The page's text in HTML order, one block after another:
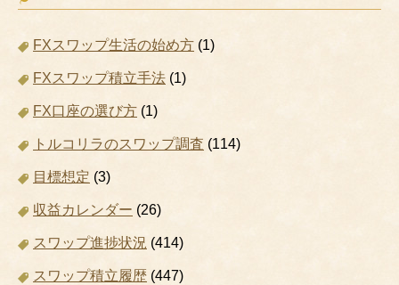
FXスワップ生活の始め方 (1)
FXスワップ積立手法 (1)
FX口座の選び方 (1)
トルコリラのスワップ調査 (114)
目標想定 (3)
収益カレンダー (26)
スワップ進捗状況 (414)
スワップ積立履歴 (447)